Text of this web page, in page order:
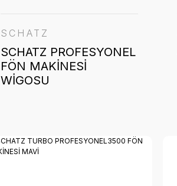
SCHATZ
SCHATZ PROFESYONEL
FÖN MAKİNESİ
WİGOSU